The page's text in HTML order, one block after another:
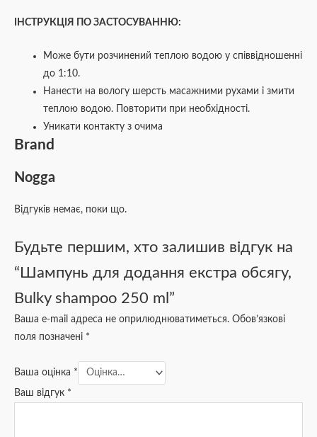
ІНСТРУКЦІЯ ПО ЗАСТОСУВАННЮ:
Може бути розчинений теплою водою у співвідношенні
до 1:10.
Нанести на вологу шерсть масажними рухами і змити
теплою водою. Повторити при необхідності.
Уникати контакту з очима
Brand
Nogga
Відгуків немає, поки що.
Будьте першим, хто залишив відгук на
“Шампунь для додання екстра обсягу,
Bulky shampoo 250 ml”
Ваша e-mail адреса не оприлюднюватиметься. Обов’язкові
поля позначені *
Ваша оцінка *
Ваш відгук *